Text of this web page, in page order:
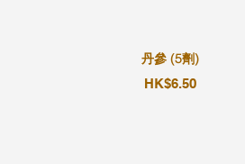
丹參 (5劑)
HK$6.50